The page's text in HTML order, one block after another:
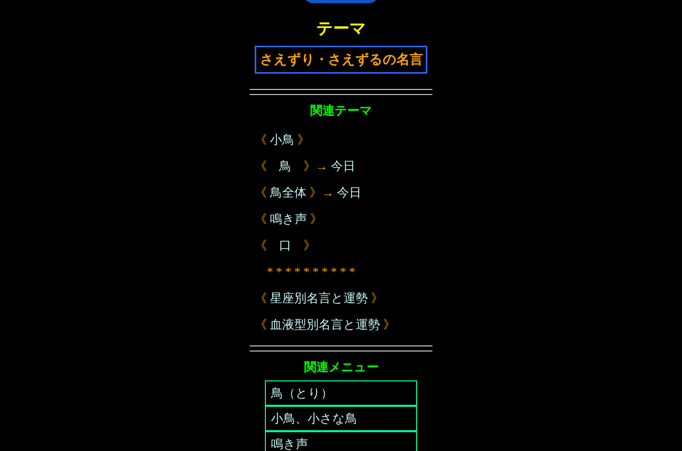
テーマ
さえずり・さえずるの名言
関連テーマ
《 小鳥 》
《 鳥 》→ 今日
《 鳥全体 》→ 今日
《 鳴き声 》
《 口 》
* * * * * * * * * *
《 星座別名言と運勢 》
《 血液型別名言と運勢 》
関連メニュー
鳥（とり）
小鳥、小さな鳥
鳴き声